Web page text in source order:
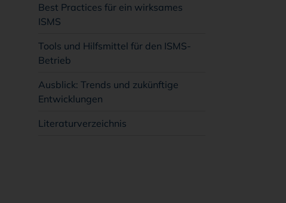
Best Practices für ein wirksames
ISMS
Tools und Hilfsmittel für den ISMS-
Betrieb
Ausblick: Trends und zukünftige
Entwicklungen
Literaturverzeichnis